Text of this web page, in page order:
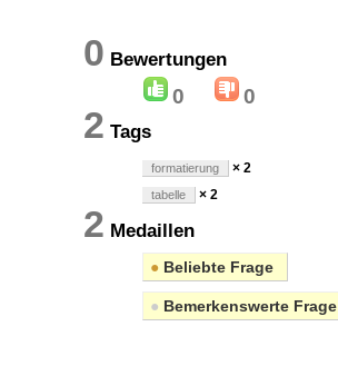
0 Bewertungen
0 0
2 Tags
formatierung × 2
tabelle × 2
2 Medaillen
● Beliebte Frage
● Bemerkenswerte Frage